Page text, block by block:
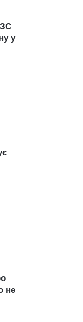
у
не